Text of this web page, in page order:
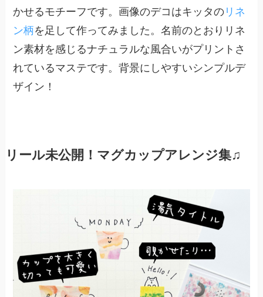
かせるモチーフです。画像のデコはキッタの リネ
ン柄を足して作ってみました。名前のとおりリネ
ン素材を感じるナチュラルな風合いがプリントさ
れているマステです。背景にしやすいシンプルデ
ザイン！
リール未公開！マグカップアレンジ集♫